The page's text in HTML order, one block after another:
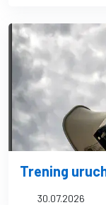
Trening
30.07.2026